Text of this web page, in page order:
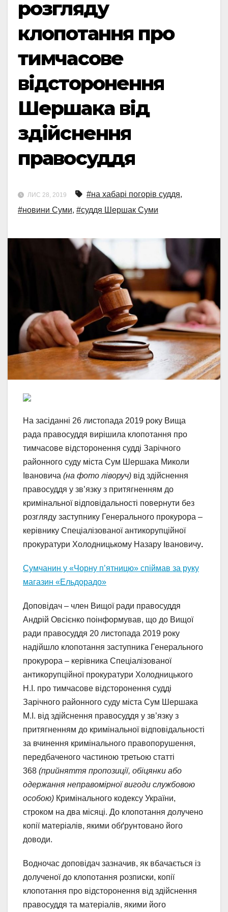
розгляду
клопотання про
тимчасове
відсторонення
Шершака від
здійснення
правосуддя
ЛИС 28, 2019 #на хабарі погорів суддя,
#новини Суми, #суддя Шершак Суми
На засіданні 26 листопада 2019 року Вища
рада правосуддя вирішила клопотання про
тимчасове відсторонення судді Зарічного
районного суду міста Сум Шершака Миколи
Івановича (на фото ліворуч) від здійснення
правосуддя у зв’язку з притягненням до
кримінальної відповідальності повернути без
розгляду заступнику Генерального прокурора –
керівнику Спеціалізованої антикорупційної
прокуратури Холодницькому Назару Івановичу.
Сумчанин у «Чорну п’ятницю» спіймав за руку
магазин «Ельдорадо»
Доповідач – член Вищої ради правосуддя
Андрій Овсієнко поінформував, що до Вищої
ради правосуддя 20 листопада 2019 року
надійшло клопотання заступника Генерального
прокурора – керівника Спеціалізованої
антикорупційної прокуратури Холодницького
Н.І. про тимчасове відсторонення судді
Зарічного районного суду міста Сум Шершака
М.І. від здійснення правосуддя у зв’язку з
притягненням до кримінальної відповідальності
за вчинення кримінального правопорушення,
передбаченого частиною третьою статті
368 (прийняття пропозиції, обіцянки або
одержання неправомірної вигоди службовою
особою) Кримінального кодексу України,
строком на два місяці. До клопотання долучено
копії матеріалів, якими обґрунтовано його
доводи.
Водночас доповідач зазначив, як вбачається із
долученої до клопотання розписки, копії
клопотання про відсторонення від здійснення
правосуддя та матеріалів, якими його